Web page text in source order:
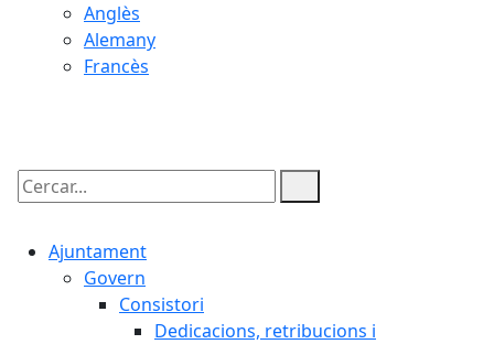
Anglès
Alemany
Francès
Cercar:
Ajuntament
Govern
Consistori
Dedicacions, retribucions i